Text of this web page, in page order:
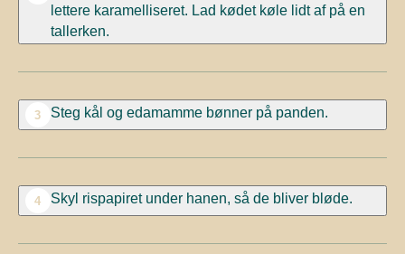
lettere karamelliseret. Lad kødet køle lidt af på en
tallerken.
3 Steg kål og edamamme bønner på panden.
4 Skyl rispapiret under hanen, så de bliver bløde.